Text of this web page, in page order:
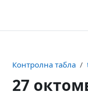
Контролна табла
27